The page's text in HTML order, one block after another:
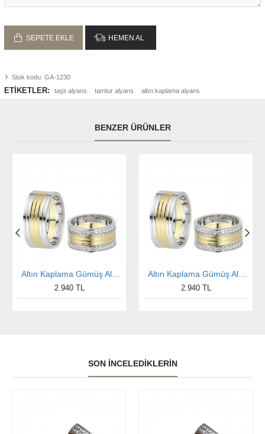
Stok kodu: GA-1230
SEPETE EKLE HEMEN AL
ETIKETLER: taşlı alyans tamtur alyans altın kaplama alyans
BENZER ÜRÜNLER
2.940 TL 2.940 TL
SON İNCELEDIKLERIN